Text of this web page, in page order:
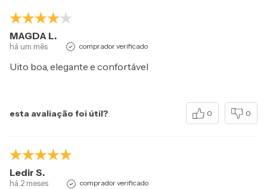
MAGDA L.
há um mês comprador verificado
Uito boa, elegante e confortável
esta avaliação foi útil? 0 0
Ledir S.
há 2 meses comprador verificado